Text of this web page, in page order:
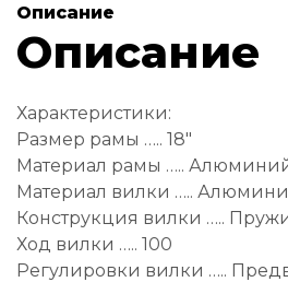
Описание
Описание
Характеристики:
Размер рамы ….. 18″
Материал рамы ….. Алюминий
Материал вилки …..
Конструкция вилки …..
Ход вилки ….. 100
Регулировки вилки …..